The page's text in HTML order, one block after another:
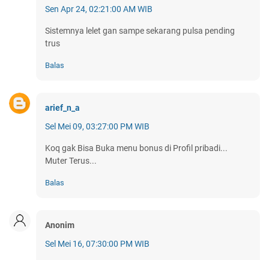
Sen Apr 24, 02:21:00 AM WIB
Sistemnya lelet gan sampe sekarang pulsa pending
trus
Balas
arief_n_a
Sel Mei 09, 03:27:00 PM WIB
Koq gak Bisa Buka menu bonus di Profil pribadi...
Muter Terus...
Balas
Anonim
Sel Mei 16, 07:30:00 PM WIB